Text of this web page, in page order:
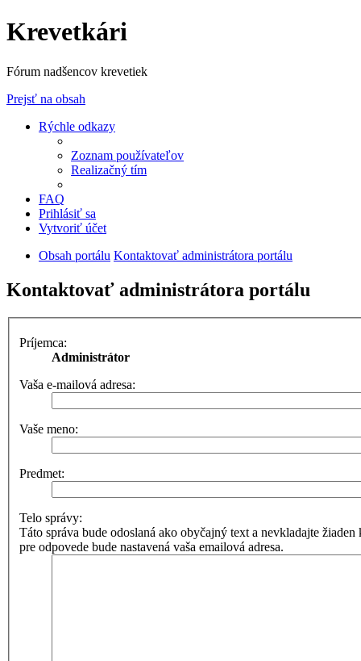
Krevetkári
Fórum nadšencov krevetiek
Prejsť na obsah
Rýchle odkazy
Zoznam používateľov
Realizačný tím
FAQ
Prihlásiť sa
Vytvoriť účet
Obsah portálu Kontaktovať administrátora portálu
Kontaktovať administrátora portálu
Príjemca:
Administrátor
Vaša e-mailová adresa:
Vaše meno:
Predmet:
Telo správy:
Táto správa bude odoslaná ako obyčajný text a nevkladajte
pre odpovede bude nastavená vaša emailová adresa.